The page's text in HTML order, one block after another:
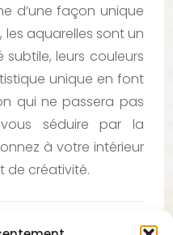
d’une façon unique
aquarelles sont un
leurs couleurs
unique en font
qui ne passera pas
vous séduire par la
à votre intérieur
de créativité.